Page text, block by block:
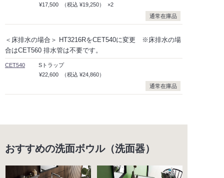
¥17,500 （税込 ¥19,250）
×2
通常在庫品
＜床排水の場合＞ HT3216RをCET540に変更 ※床排水の場
合はCET560 排水管は不要です。
CET540
Sトラップ
¥22,600
（税込 ¥24,860）
通常在庫品
おすすめの洗面ボウル（洗面器）